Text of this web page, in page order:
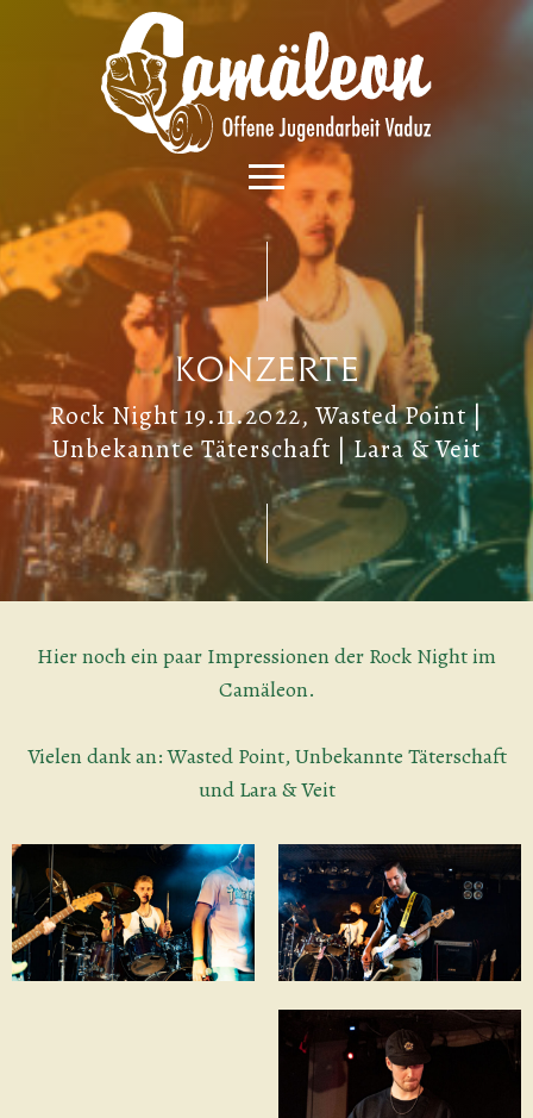
Konzerte
Rock Night 19.11.2022, Wasted Point |
Unbekannte Täterschaft | Lara & Veit
Hier noch ein paar Impressionen der Rock Night im
Camäleon.
Vielen dank an: Wasted Point, Unbekannte Täterschaft
und Lara & Veit